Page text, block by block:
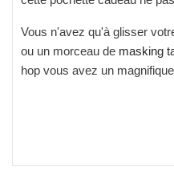
Vous n'avez qu'à glisser
ou un morceau de masking
hop vous avez un